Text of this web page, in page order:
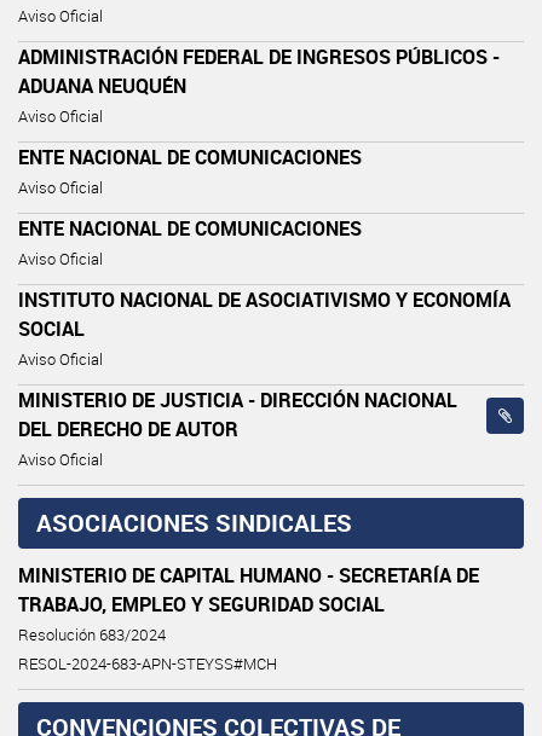
Aviso Oficial
ADMINISTRACIÓN FEDERAL DE INGRESOS PÚBLICOS -
ADUANA NEUQUÉN
Aviso Oficial
ENTE NACIONAL DE COMUNICACIONES
Aviso Oficial
ENTE NACIONAL DE COMUNICACIONES
Aviso Oficial
INSTITUTO NACIONAL DE ASOCIATIVISMO Y ECONOMÍA
SOCIAL
Aviso Oficial
MINISTERIO DE JUSTICIA - DIRECCIÓN NACIONAL
DEL DERECHO DE AUTOR
Aviso Oficial
ASOCIACIONES SINDICALES
MINISTERIO DE CAPITAL HUMANO - SECRETARÍA DE
TRABAJO, EMPLEO Y SEGURIDAD SOCIAL
Resolución 683/2024
RESOL-2024-683-APN-STEYSS#MCH
CONVENCIONES COLECTIVAS DE